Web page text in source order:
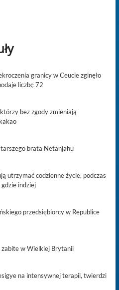
granicy w Ceucie zginęło
liczbę 72
bez zgody zmieniają
brata Netanjahu
utrzymać codzienne życie, podczas
indziej
przedsiębiorcy w Republice
zabite w Wielkiej Brytanii
na intensywnej terapii, twierdzi